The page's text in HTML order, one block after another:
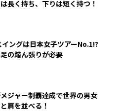
長く持ち、下りは短く持つ！
イングは日本女子ツアーNo.1!?
の踏ん張りが必要
ジャー制覇達成で世界の男女
肩を並べる！